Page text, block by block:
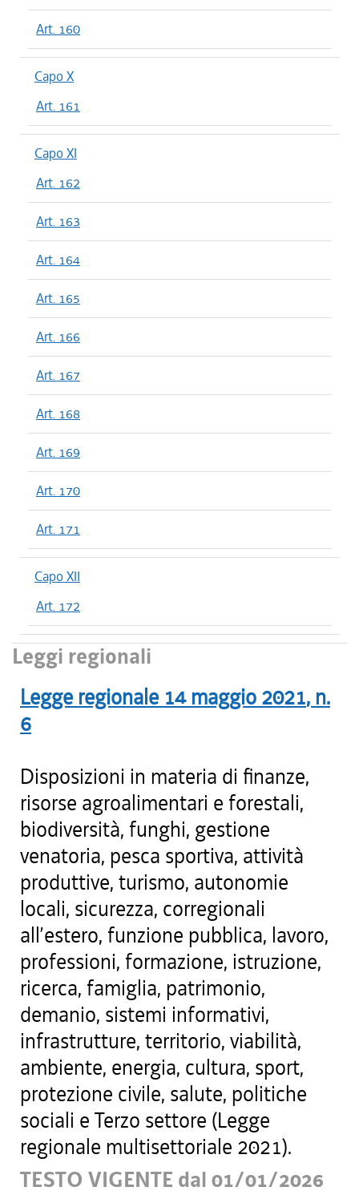
Art. 160
Capo X
Art. 161
Capo XI
Art. 162
Art. 163
Art. 164
Art. 165
Art. 166
Art. 167
Art. 168
Art. 169
Art. 170
Art. 171
Capo XII
Art. 172
Leggi regionali
Legge regionale 14 maggio 2021, n.
6
Disposizioni in materia di finanze,
risorse agroalimentari e forestali,
biodiversità, funghi, gestione
venatoria, pesca sportiva, attività
produttive, turismo, autonomie
locali, sicurezza, corregionali
all’estero, funzione pubblica, lavoro,
professioni, formazione, istruzione,
ricerca, famiglia, patrimonio,
demanio, sistemi informativi,
infrastrutture, territorio, viabilità,
ambiente, energia, cultura, sport,
protezione civile, salute, politiche
sociali e Terzo settore (Legge
regionale multisettoriale 2021).
TESTO VIGENTE dal 01/01/2026